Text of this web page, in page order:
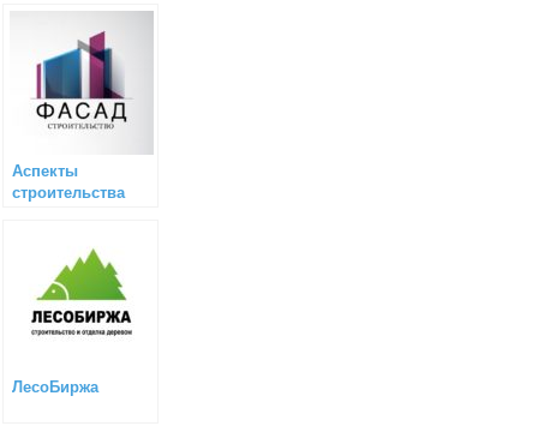
Аспекты
строительства
ЛесоБиржа